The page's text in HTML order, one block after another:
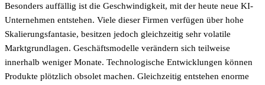
Besonders auffällig ist die Geschwindigkeit, mit der heute neue KI-
Unternehmen entstehen. Viele dieser Firmen verfügen über hohe
Skalierungsfantasie, besitzen jedoch gleichzeitig sehr volatile
Marktgrundlagen. Geschäftsmodelle verändern sich teilweise
innerhalb weniger Monate. Technologische Entwicklungen können
Produkte plötzlich obsolet machen. Gleichzeitig entstehen enorme